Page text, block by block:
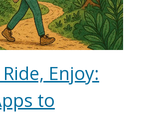
Enjoy:
to